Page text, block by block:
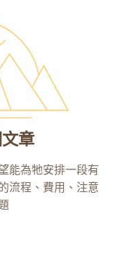
章
能為牠安排一段有
流程、費用、注意